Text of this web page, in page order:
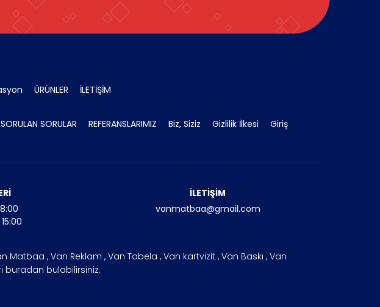
ÜRÜNLER
İLETİŞİM
SORULAR REFERANSLARIMIZ Biz, Siziz Gizlilik İlkesi Giriş
İLETİŞİM
vanmatbaa@gmail.com
, Van Reklam , Van Tabela , Van kartvizit , Van Baskı , Van
buradan bulabilirsiniz.